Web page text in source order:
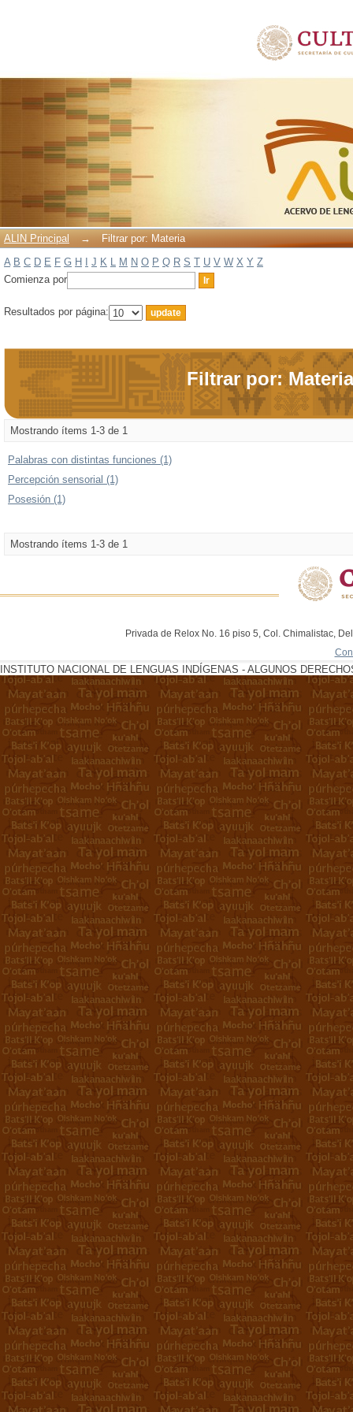
ALIN Principal →
Filtrar por: Materia
A B C D E F G H J K L M N O P Q R S T U V W X Y Z
Comienza por
Resultados por página:
Filtrar por: Materia
Mostrando ítems 1-3 de 1
Palabras con distintas funciones (1)
Percepción sensorial (1)
Posesión (1)
Mostrando ítems 1-3 de 1
Privada de Relox No. 16 piso 5, Col. Chimalistac,
INSTITUTO NACIONAL DE LENGUAS INDÍGENAS - ALGUNOS